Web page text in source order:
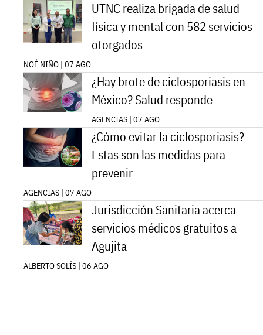
UTNC realiza brigada de salud
física y mental con 582 servicios
otorgados
NOÉ NIÑO | 07 AGO
¿Hay brote de ciclosporiasis en
México? Salud responde
AGENCIAS | 07 AGO
¿Cómo evitar la ciclosporiasis?
Estas son las medidas para
prevenir
AGENCIAS | 07 AGO
Jurisdicción Sanitaria acerca
servicios médicos gratuitos a
Agujita
ALBERTO SOLÍS | 06 AGO